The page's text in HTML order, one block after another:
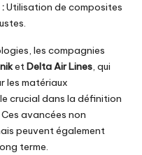
Utilisation de composites
les compagnies
etDelta Air Lines, qui
les matériaux
crucial dans la définition
avancées non
peuvent également
terme.